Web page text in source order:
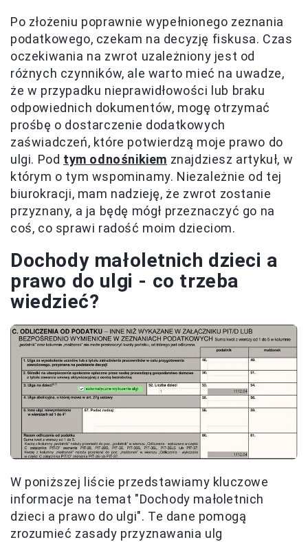
Po złożeniu poprawnie wypełnionego zeznania
podatkowego, czekam na decyzję fiskusa. Czas
oczekiwania na zwrot uzależniony jest od
różnych czynników, ale warto mieć na uwadze,
że w przypadku nieprawidłowości lub braku
odpowiednich dokumentów, mogę otrzymać
prośbę o dostarczenie dodatkowych
zaświadczeń, które potwierdzą moje prawo do
ulgi. Pod tym odnośnikiem znajdziesz artykuł, w
którym o tym wspominamy. Niezależnie od tej
biurokracji, mam nadzieję, że zwrot zostanie
przyznany, a ja będę mógł przeznaczyć go na
coś, co sprawi radość moim dzieciom.
Dochody małoletnich dzieci a
prawo do ulgi - co trzeba
wiedzieć?
W poniższej liście przedstawiamy kluczowe
informacje na temat "Dochody małoletnich
dzieci a prawo do ulgi". Te dane pomogą
zrozumieć zasady przyznawania ulg